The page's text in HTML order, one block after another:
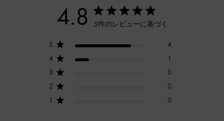
4.8 5件のレビューに基づく
5
4
4
1
3
0
2
0
1
0